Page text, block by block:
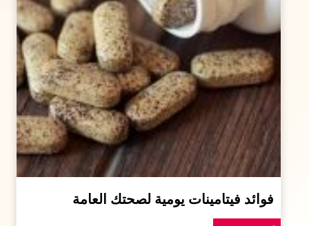
فوائد فيتامينات يومية لصحتك العامة